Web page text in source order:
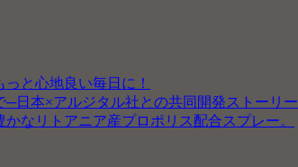
と心地良い毎日に！
─日本×アルジタル社との共同開発ストーリー
なリトアニア産プロポリス配合スプレー。